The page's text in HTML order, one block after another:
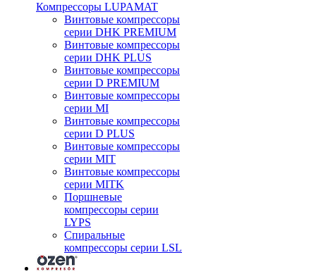
Компрессоры LUPAMAT
Винтовые компрессоры
серии DHK PREMIUM
Винтовые компрессоры
серии DHK PLUS
Винтовые компрессоры
серии D PREMIUM
Винтовые компрессоры
серии MI
Винтовые компрессоры
серии D PLUS
Винтовые компрессоры
серии MIT
Винтовые компрессоры
серии MITK
Поршневые
компрессоры серии
LYPS
Спиральные
компрессоры серии LSL